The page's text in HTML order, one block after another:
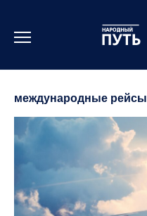
содержанию
международные рейсы